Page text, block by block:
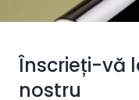
Înscrieți-vă
nostru